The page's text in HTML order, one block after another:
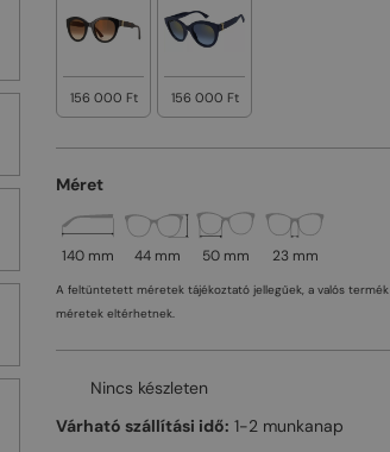
156 000 Ft 156 000 Ft
Méret
140 mm 44 mm 50 mm 23 mm
A feltüntetett méretek tájékoztató jellegűek, a valós termék
méretek eltérhetnek.
Nincs készleten
Várható szállítási idő: 1-2 munkanap